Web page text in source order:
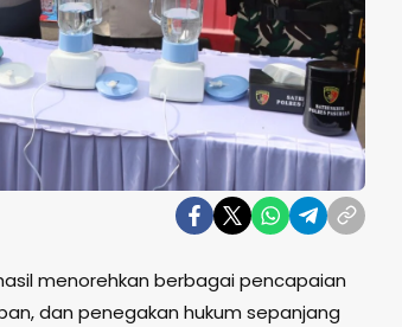
menorehkan berbagai pencapaian
dan penegakan hukum sepanjang